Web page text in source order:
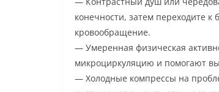
конечности, затем переходите
кровообращение.
— Умеренная физическая
микроциркуляцию и помогают
— Холодные компрессы на